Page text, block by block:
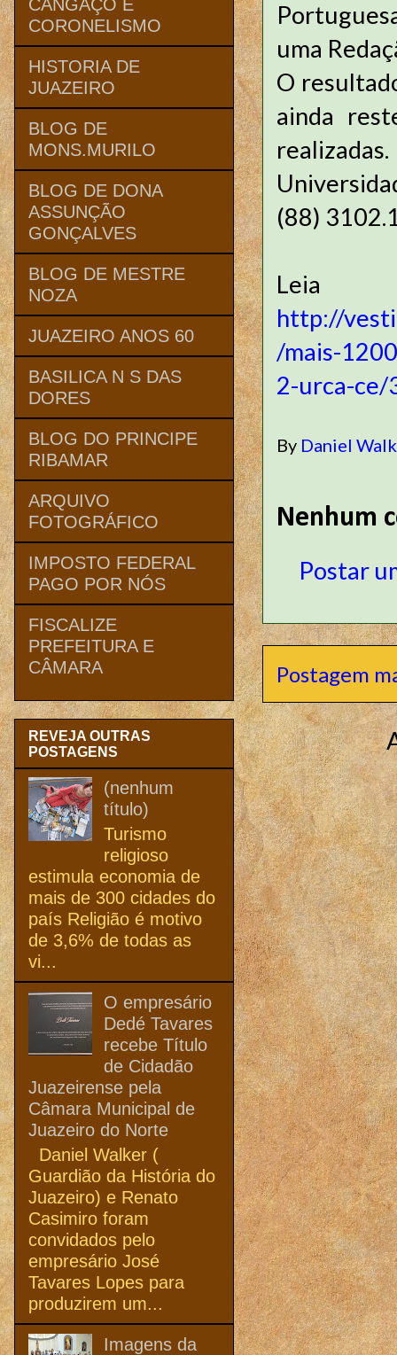
uma
O
ainda
(88)
http://
/mais-
2-urca-
By Daniel
Nenhum
Postar
Postagem
CANGAÇO E
CORONELISMO
HISTORIA DE
JUAZEIRO
BLOG DE
MONS.MURILO
BLOG DE DONA
ASSUNÇÃO
GONÇALVES
BLOG DE MESTRE
NOZA
JUAZEIRO ANOS 60
BASILICA N S DAS
DORES
BLOG DO PRINCIPE
RIBAMAR
ARQUIVO
FOTOGRÁFICO
IMPOSTO FEDERAL
PAGO POR NÓS
FISCALIZE
PREFEITURA E
CÂMARA
REVEJA OUTRAS
POSTAGENS
(nenhum
título)
Turismo
religioso
estimula economia de
mais de 300 cidades do
país Religião é motivo
de 3,6% de todas as
vi...
O empresário
Dedé Tavares
recebe Título
de Cidadão
Juazeirense pela
Câmara Municipal de
Juazeiro do Norte
Daniel Walker (
Guardião da História do
Juazeiro) e Renato
Casimiro foram
convidados pelo
empresário José
Tavares Lopes para
produzirem um...
Imagens da